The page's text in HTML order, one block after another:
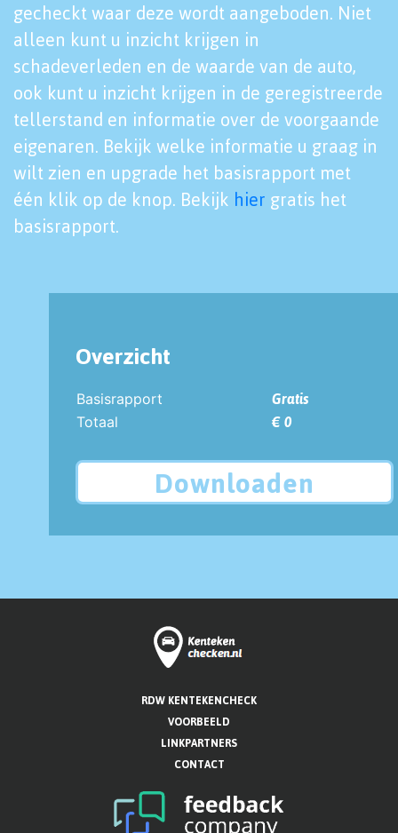
gecheckt waar deze wordt aangeboden. Niet
alleen kunt u inzicht krijgen in
schadeverleden en de waarde van de auto,
ook kunt u inzicht krijgen in de geregistreerde
tellerstand en informatie over de voorgaande
eigenaren. Bekijk welke informatie u graag in
wilt zien en upgrade het basisrapport met
één klik op de knop. Bekijk hier gratis het
basisrapport.
Overzicht
Basisrapport
Gratis
Totaal
€ 0
Downloaden
RDW KENTEKENCHECK
VOORBEELD
LINKPARTNERS
CONTACT